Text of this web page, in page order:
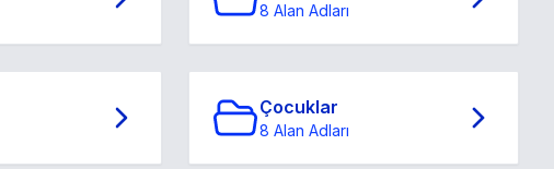
8 Alan Adları
Çocuklar
8 Alan Adları